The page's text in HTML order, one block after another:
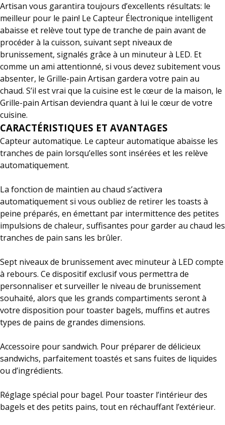
Artisan vous garantira toujours d’excellents résultats: le
meilleur pour le pain! Le Capteur Électronique intelligent
abaisse et relève tout type de tranche de pain avant de
procéder à la cuisson, suivant sept niveaux de
brunissement, signalés grâce à un minuteur à LED. Et
comme un ami attentionné, si vous devez subitement vous
absenter, le Grille-pain Artisan gardera votre pain au
chaud. S’il est vrai que la cuisine est le cœur de la maison, le
Grille-pain Artisan deviendra quant à lui le cœur de votre
cuisine.
CARACTÉRISTIQUES ET AVANTAGES
Capteur automatique. Le capteur automatique abaisse les
tranches de pain lorsqu’elles sont insérées et les relève
automatiquement.
La fonction de maintien au chaud s’activera
automatiquement si vous oubliez de retirer les toasts à
peine préparés, en émettant par intermittence des petites
impulsions de chaleur, suffisantes pour garder au chaud les
tranches de pain sans les brûler.
Sept niveaux de brunissement avec minuteur à LED compte
à rebours. Ce dispositif exclusif vous permettra de
personnaliser et surveiller le niveau de brunissement
souhaité, alors que les grands compartiments seront à
votre disposition pour toaster bagels, muffins et autres
types de pains de grandes dimensions.
Accessoire pour sandwich. Pour préparer de délicieux
sandwichs, parfaitement toastés et sans fuites de liquides
ou d’ingrédients.
Réglage spécial pour bagel. Pour toaster l’intérieur des
bagels et des petits pains, tout en réchauffant l’extérieur.